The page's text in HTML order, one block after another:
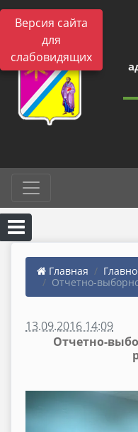
Версия сайта
для
слабовидящих
Главная
Отчетно-
13.09.2016 14:09
Отчетно-